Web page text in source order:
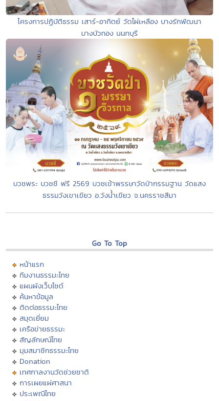
โครงการปฏิบัติธรรม เสาร์-อาทิตย์ วัดไผ่เหลือง บางรักพัฒนา
บางบัวทอง นนทบุรี
บวชพระ บวชชี ฟรี 2569 บวชเข้าพรรษาวัดป่ากรรมฐาน วัดแสง
ธรรมวังเขาเขียว อ.วังน้ำเขียว จ.นครราชสีมา
Go To Top
หน้าแรก
ทีมงานธรรมะไทย
แผนผังเว็บไซต์
ค้นหาข้อมูล
ติดต่อธรรมะไทย
สมุดเยี่ยม
เครือข่ายธรรมะ
สัญลักษณ์ไทย
มุมสมาชิกธรรมะไทย
Donation
เทศกาลงานวัดช่วยชาติ
การเผยแผ่ศาสนา
ประเพณีไทย